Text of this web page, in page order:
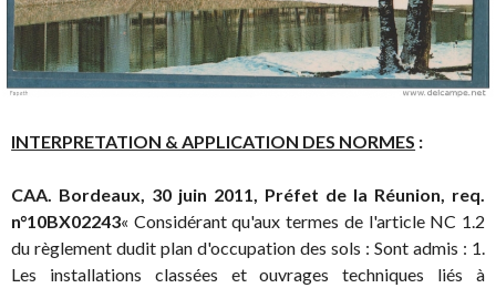
INTERPRETATION & APPLICATION DES NORMES :
CAA. Bordeaux, 30 juin 2011, Préfet de la Réunion, req.
n°10BX02243« Considérant qu'aux termes de l'article NC 1.2
du règlement dudit plan d'occupation des sols : Sont admis : 1.
Les installations classées et ouvrages techniques liés à